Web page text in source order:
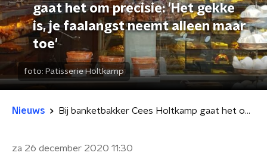
gaat het om precisie: 'Het gekke
is, je faalangst neemt alleen maar
toe'
foto: Patisserie Holtkamp
Nieuws Bij banketbakker Cees Holtkamp gaat het om precisie: 'Het gekke is, je faalangst neemt alleen maar toe'
za 26 december 2020 11:30